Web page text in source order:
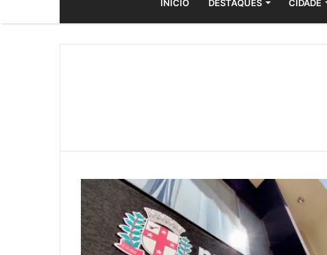
INÍCIO DESTAQUES CIDADE